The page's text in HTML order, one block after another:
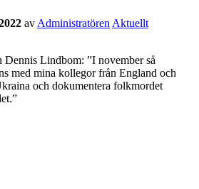
av Administratören Aktuellt
Lindbom: ”I november så
med mina kollegor från England och
och dokumentera folkmordet